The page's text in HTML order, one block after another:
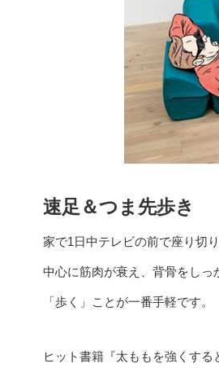
速足＆つま先歩き
家で1日中テレビの前で座り切
中心に筋肉が衰え、背骨をしっ
「歩く」ことが一番手軽です。
ヒット書籍『太ももを強くす